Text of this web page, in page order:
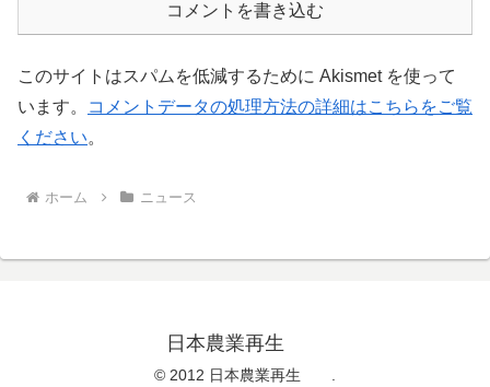
コメントを書き込む
このサイトはスパムを低減するために Akismet を使って
います。
コメントデータの処理方法の詳細はこちらをご覧
ください。
ホーム ニュース
日本農業再生
© 2012 日本農業再生 .